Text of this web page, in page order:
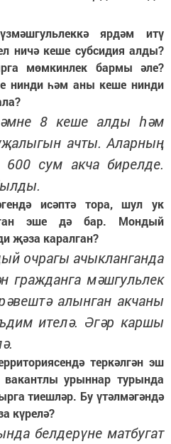
ярдәм итү
ничә кеше субсидия алды?
мөмкинлек бармы әле?
нинди һәм аны кеше нинди
8 кеше алды һәм
ачты. Аларның
сум акча бирелде.
исәптә тора, шул ук
эше дә бар. Мондый
җәза каралган?
очрагы ачыкланганда
гражданга мәшгульлек
алынган акчаны
ителә. Әгәр каршы
теркәлгән эш
вакантлы урыннар турында
тиешләр. Бу үтәлмәгәндә
күрелә?
белдерүне матбугат